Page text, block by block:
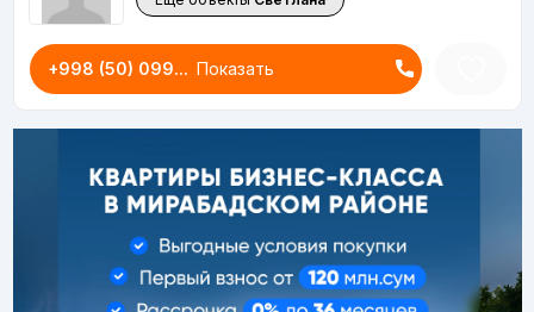
+998 (50) 099... Показать